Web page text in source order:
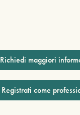
Richiedi maggiori
Registrati come